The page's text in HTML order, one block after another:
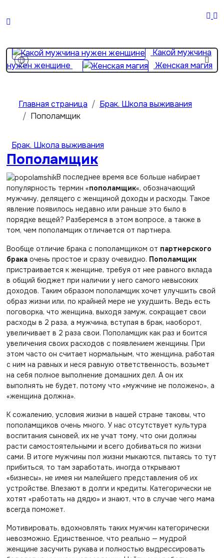
Какой мужчина
нужен женщине
Женская магия
Главная страница
Брак. Школа выживания
Пополамщик
Брак. Школа выживания
Пополамщик
В последнее время все больше набирает
популярность термин «пополамщик«, обозначающий
мужчину, делящего с женщиной доходы и расходы. Такое
явление появилось недавно или раньше это было в
порядке вещей? Разберемся в этом вопросе, а также в
том, чем пополамщик отличается от партнера.
Вообще отличие брака с пополамщиком от партнерского
брака очень простое и сразу очевидно. Пополамщик
пристраивается к женщине, требуя от нее равного вклада
в общий бюджет при наличии у него самого невысоких
доходов. Таким образом пополамщик хочет улучшить свой
образ жизни или, по крайней мере не ухудшить. Ведь есть
поговорка, что женщина, выходя замуж, сокращает свои
расходы в 2 раза, а мужчина, вступая в брак, наоборот,
увеличивает в 2 раза свои. Пополамщик как раз и боится
увеличения своих расходов с появлением женщины. При
этом часто он считает нормальным, что женщина, работая
с ним на равных и неся равную ответственность, возьмет
на себя полное выполнение домашних дел. А он их
выполнять не будет, потому что «мужчине не положено», а
«женщина должна».
К сожалению, условия жизни в нашей стране таковы, что
пополамщиков очень много. У нас отсутствует культура
воспитания сыновей, их не учат тому, что они должны
расти самостоятельными и всего добиваться по жизни
сами. В итоге мужчины пол жизни мыкаются, пытаясь то тут
прибиться, то там заработать, иногда открывают
«бизнесы», не имея ни малейшего представления об их
устройстве. Влезают в долги и кредиты. Категорически не
хотят «работать на дядю» и знают, что в случае чего мама
всегда поможет.
Мотивировать, вдохновлять таких мужчин категорически
невозможно. Единственное, что реально — мудрой
женщине засучить рукава и полностью выдрессировать